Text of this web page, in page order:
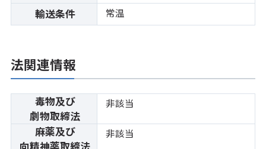
輸送条件 常温
法関連情報
毒物及び
劇物取締法
非該当
麻薬及び
向精神薬取締法
非該当